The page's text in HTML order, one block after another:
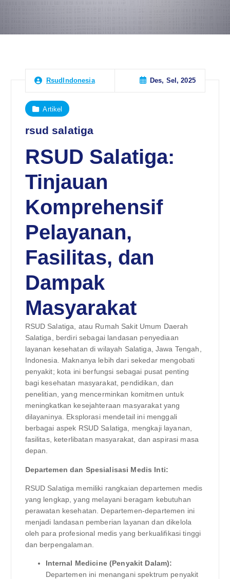
RsudIndonesia Des, Sel, 2025
Artikel
rsud salatiga
RSUD Salatiga:
Tinjauan
Komprehensif
Pelayanan,
Fasilitas, dan
Dampak
Masyarakat
RSUD Salatiga, atau Rumah Sakit Umum Daerah
Salatiga, berdiri sebagai landasan penyediaan
layanan kesehatan di wilayah Salatiga, Jawa Tengah,
Indonesia. Maknanya lebih dari sekedar mengobati
penyakit; kota ini berfungsi sebagai pusat penting
bagi kesehatan masyarakat, pendidikan, dan
penelitian, yang mencerminkan komitmen untuk
meningkatkan kesejahteraan masyarakat yang
dilayaninya. Eksplorasi mendetail ini menggali
berbagai aspek RSUD Salatiga, mengkaji layanan,
fasilitas, keterlibatan masyarakat, dan aspirasi masa
depan.
Departemen dan Spesialisasi Medis Inti:
RSUD Salatiga memiliki rangkaian departemen medis
yang lengkap, yang melayani beragam kebutuhan
perawatan kesehatan. Departemen-departemen ini
menjadi landasan pemberian layanan dan dikelola
oleh para profesional medis yang berkualifikasi tinggi
dan berpengalaman.
Internal Medicine (Penyakit Dalam):
Departemen ini menangani spektrum penyakit